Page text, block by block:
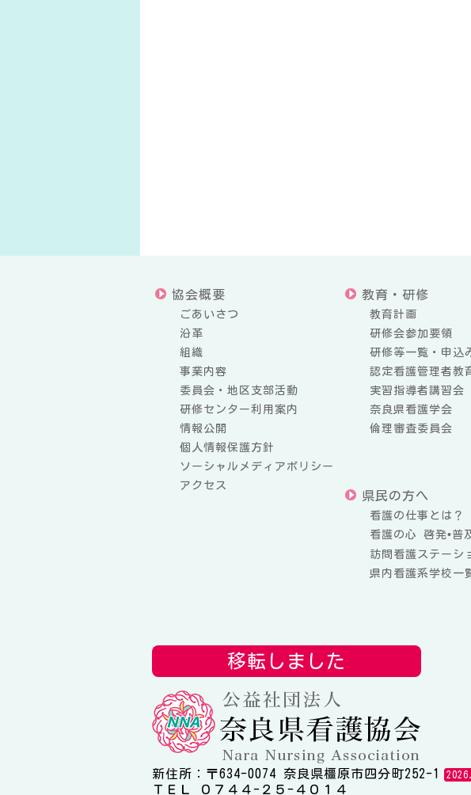
協会概要
ごあいさつ
沿革
組織
事業内容
委員会・地区支部活動
研修センター利用案内
情報公開
個人情報保護方針
ソーシャルメディアポリシー
アクセス
教育・研修
教育計画
研修会参加要領
研修等一覧・申込
認定看護管理者教
実習指導者講習会
奈良県看護学会
倫理審査委員会
県民の方へ
看護の仕事とは？
看護の心 啓発•普
訪問看護ステーシ
県内看護系学校一
移転しました
新住所：〒634-0074 奈良県橿原市四分町252-1
ＴＥＬ ０７４４-２５-４０１４